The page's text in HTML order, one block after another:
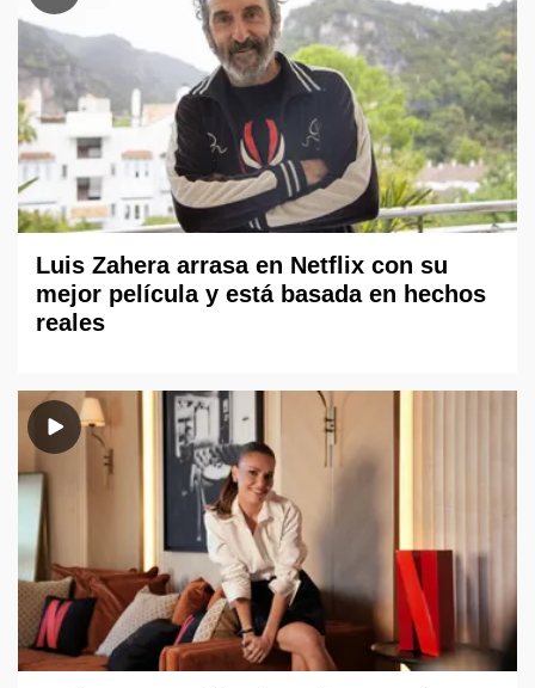
Luis Zahera arrasa en Netflix con su
mejor película y está basada en hechos
reales